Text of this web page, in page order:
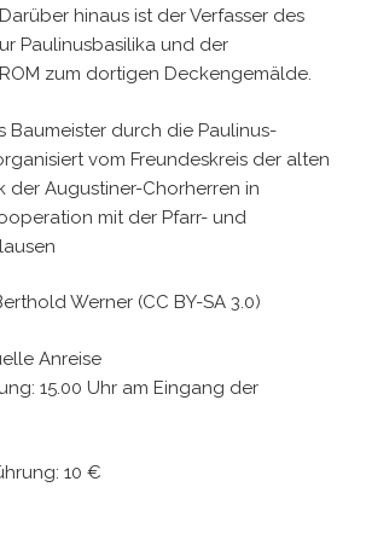
hinaus ist der Verfasser des
Paulinusbasilika und der
zum dortigen Deckengemälde.
Baumeister durch die Paulinus-
vom Freundeskreis der alten
der Augustiner-Chorherren in
mit der Pfarr- und
Werner (CC BY-SA 3.0)
Anreise
15.00 Uhr am Eingang der
10 €